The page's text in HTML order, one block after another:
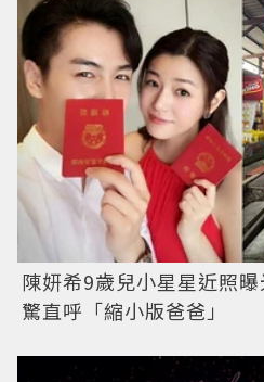
陳妍希9歲兒小星星近照
驚直呼「縮小版爸爸」